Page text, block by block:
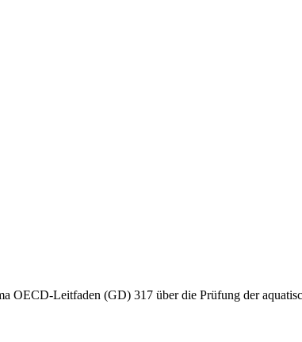
Leitfaden (GD) 317 über die Prüfung der